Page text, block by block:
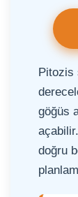
Pitozis
göğüs
doğru